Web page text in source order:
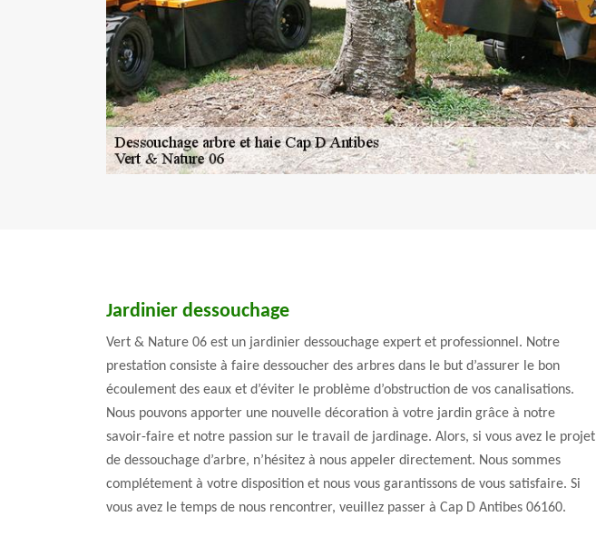
Jardinier dessouchage
Vert & Nature 06 est un jardinier dessouchage expert et professionnel. Notre
prestation consiste à faire dessoucher des arbres dans le but d’assurer le bon
écoulement des eaux et d’éviter le problème d’obstruction de vos canalisations.
Nous pouvons apporter une nouvelle décoration à votre jardin grâce à notre
savoir-faire et notre passion sur le travail de jardinage. Alors, si vous avez le projet
de dessouchage d’arbre, n’hésitez à nous appeler directement. Nous sommes
complétement à votre disposition et nous vous garantissons de vous satisfaire. Si
vous avez le temps de nous rencontrer, veuillez passer à Cap D Antibes 06160.